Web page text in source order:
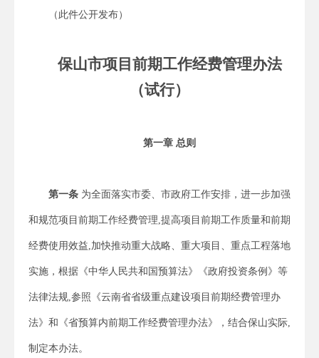
（此件公开发布）
保山市项目前期工作经费管理办法
（试行）
第一章 总则
第一条 为全面落实市委、市政府工作安排，进一步加强
和规范项目前期工作经费管理,提高项目前期工作质量和前期
经费使用效益,加快推动重大战略、重大项目、重点工程落地
实施，根据《中华人民共和国预算法》《政府投资条例》等
法律法规,参照《云南省省级重点建设项目前期经费管理办
法》和《省预算内前期工作经费管理办法》，结合保山实际,
制定本办法。